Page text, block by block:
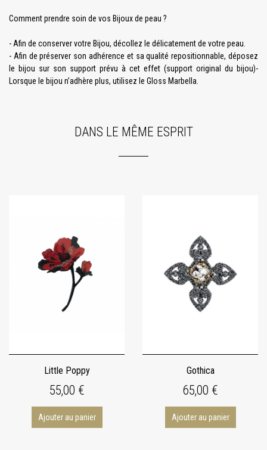
Comment prendre soin de vos Bijoux de peau ?
- Afin de conserver votre Bijou, décollez le délicatement de votre peau.
- Afin de préserver son adhérence et sa qualité repositionnable, déposez
le bijou sur son support prévu à cet effet (support original du bijou)-
Lorsque le bijou n’adhère plus, utilisez le Gloss Marbella.
DANS LE MÊME ESPRIT
Little Poppy
55,00 €
Ajouter au panier
Gothica
65,00 €
Ajouter au panier